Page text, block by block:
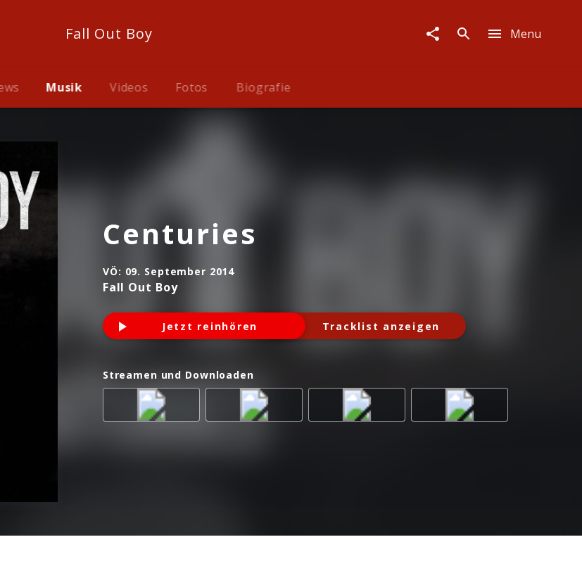
Fall Out Boy Menu
Musik Videos Fotos Biografie
Centuries
VÖ: 09. September 2014
Fall Out Boy
Jetzt reinhören Tracklist anzeigen
Streamen und Downloaden